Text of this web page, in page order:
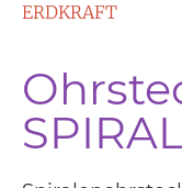
ERDKRAFT